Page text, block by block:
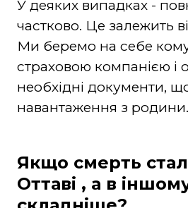
У деяких випадках -
частково. Це залежить
Ми беремо на себе
страховою компанією і
необхідні документи,
навантаження з родини.
Якщо смерть
Оттаві , а в